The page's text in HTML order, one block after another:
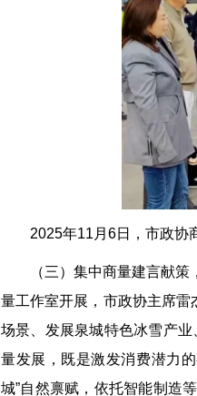
2025年11月6日，市政协
（三）集中商量建言献
量工作室开展，市政协主席雷
场景、发展泉城特色冰雪产
量发展，既是激发消费潜力
城”自然禀赋，依托智能制造